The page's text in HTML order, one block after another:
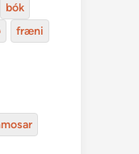
bók
fræni